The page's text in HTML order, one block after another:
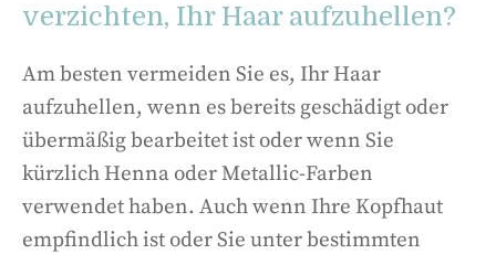
verzichten, Ihr Haar aufzuhellen?
Am besten vermeiden Sie es, Ihr Haar
aufzuhellen, wenn es bereits geschädigt oder
übermäßig bearbeitet ist oder wenn Sie
kürzlich Henna oder Metallic-Farben
verwendet haben. Auch wenn Ihre Kopfhaut
empfindlich ist oder Sie unter bestimmten